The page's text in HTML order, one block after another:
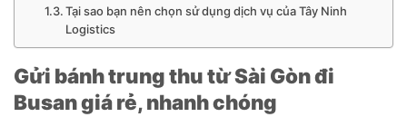
Tại sao bạn nên chọn sử dụng dịch vụ của Tây Ninh
Logistics
Gửi bánh trung thu từ Sài Gòn đi
Busan giá rẻ, nhanh chóng